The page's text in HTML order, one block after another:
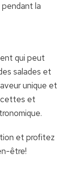
pendant la
qui peut
salades et
unique et
et
et profitez
être!